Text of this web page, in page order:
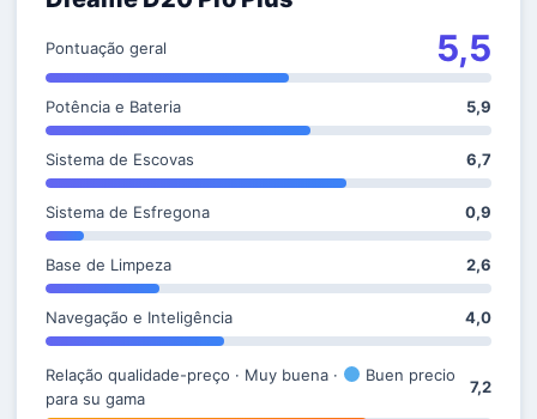
Pontuação geral 5,5
Potência e Bateria 5,9
Sistema de Escovas 6,7
Sistema de Esfregona 0,9
Base de Limpeza 2,6
Navegação e Inteligência 4,0
Relação qualidade-preço · Muy buena ·
Buen precio
para su gama
7,2